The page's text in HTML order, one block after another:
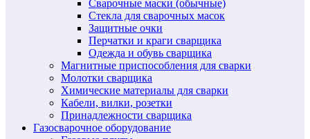
Сварочные маски (обычные)
Стекла для сварочных масок
Защитные очки
Перчатки и краги сварщика
Одежда и обувь сварщика
Магнитные приспособления для сварки
Молотки сварщика
Химические материалы для сварки
Кабели, вилки, розетки
Принадлежности сварщика
Газосварочное оборудование